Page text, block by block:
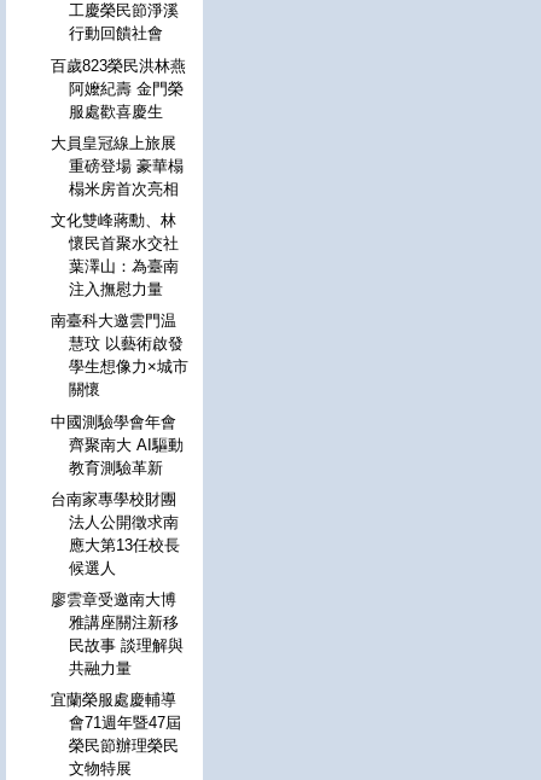
工慶榮民節淨溪
行動回饋社會
百歲823榮民洪林燕
阿嬤紀壽 金門榮
服處歡喜慶生
大員皇冠線上旅展
重磅登場 豪華榻
榻米房首次亮相
文化雙峰蔣勳、林
懷民首聚水交社
葉澤山：為臺南
注入撫慰力量
南臺科大邀雲門温
慧玟 以藝術啟發
學生想像力×城市
關懷
中國測驗學會年會
齊聚南大 AI驅動
教育測驗革新
台南家專學校財團
法人公開徵求南
應大第13任校長
候選人
廖雲章受邀南大博
雅講座關注新移
民故事 談理解與
共融力量
宜蘭榮服處慶輔導
會71週年暨47屆
榮民節辦理榮民
文物特展